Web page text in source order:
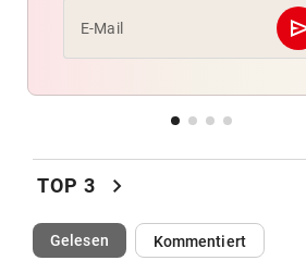
vor
„Habe Fiakerlied mit dem
Bürgermeister gesungen“
Aufstiegsfavoriten
E-Mail
TOP 3 chevron_right
Gelesen(ausgewählt)Kommentiert